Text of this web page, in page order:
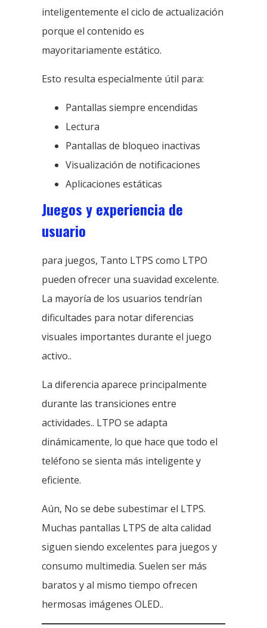
inteligentemente el ciclo de actualización
porque el contenido es
mayoritariamente estático.
Esto resulta especialmente útil para:
Pantallas siempre encendidas
Lectura
Pantallas de bloqueo inactivas
Visualización de notificaciones
Aplicaciones estáticas
Juegos y experiencia de
usuario
para juegos, Tanto LTPS como LTPO
pueden ofrecer una suavidad excelente.
La mayoría de los usuarios tendrían
dificultades para notar diferencias
visuales importantes durante el juego
activo..
La diferencia aparece principalmente
durante las transiciones entre
actividades.. LTPO se adapta
dinámicamente, lo que hace que todo el
teléfono se sienta más inteligente y
eficiente.
Aún, No se debe subestimar el LTPS.
Muchas pantallas LTPS de alta calidad
siguen siendo excelentes para juegos y
consumo multimedia. Suelen ser más
baratos y al mismo tiempo ofrecen
hermosas imágenes OLED..